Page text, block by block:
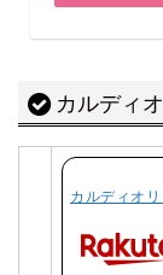
カルディ
カルディオ